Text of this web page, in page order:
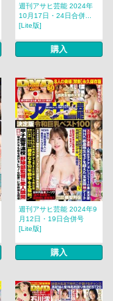
週刊アサヒ芸能 2024年
10月17日・24日合併...
[Lite版]
購入
週刊アサヒ芸能 2024年9
月12日・19日合併号
[Lite版]
購入